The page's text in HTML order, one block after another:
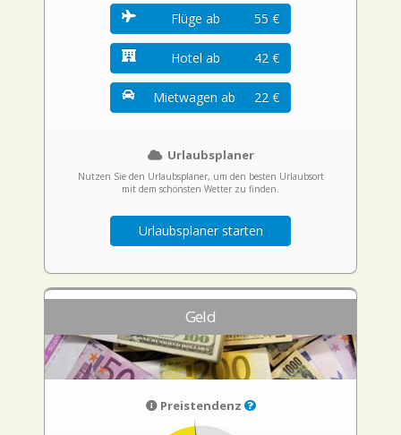
Flüge ab 55 €
Hotel ab 42 €
Mietwagen ab 22 €
Urlaubsplaner
Nutzen Sie den Urlaubsplaner, um den besten Urlaubsort
mit dem schönsten Wetter zu finden.
Urlaubsplaner starten
Geld
Preistendenz